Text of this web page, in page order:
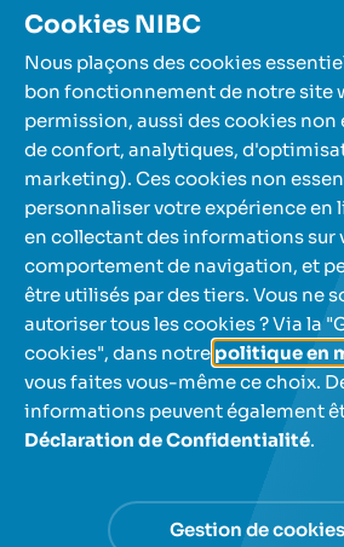
Concepts bancaires
Nos comptes d'épargne
A propos de nous
Aide et contact
NL FR
Cookies NIBC
Nous plaçons des cookies
bon fonctionnement de notre site
permission, aussi des cookies
de confort, analytiques,
marketing). Ces cookies non
personnaliser votre expérience en
en collectant des informations sur
comportement de navigation, et
être utilisés par des tiers. Vous ne
autoriser tous les cookies ? Via la
cookies", dans notre politique en
vous faites vous-même ce choix.
informations peuvent également
Déclaration de Confidentialité.
Gestion de cookies